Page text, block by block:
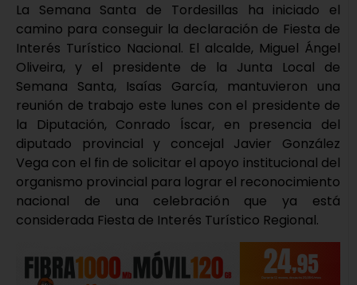
La Semana Santa de Tordesillas ha iniciado el
camino para conseguir la declaración de Fiesta de
Interés Turístico Nacional. El alcalde, Miguel Ángel
Oliveira, y el presidente de la Junta Local de
Semana Santa, Isaías García, mantuvieron una
reunión de trabajo este lunes con el presidente de
la Diputación, Conrado Íscar, en presencia del
diputado provincial y concejal Javier González
Vega con el fin de solicitar el apoyo institucional del
organismo provincial para lograr el reconocimiento
nacional de una celebración que ya está
considerada Fiesta de Interés Turístico Regional.